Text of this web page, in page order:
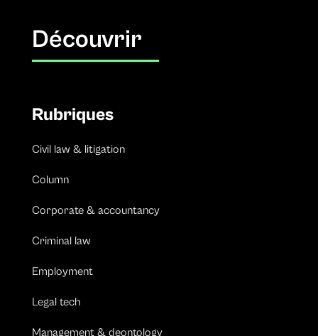
Découvrir
Rubriques
Civil law & litigation
Column
Corporate & accountancy
Criminal law
Employment
Legal tech
Management & deontology